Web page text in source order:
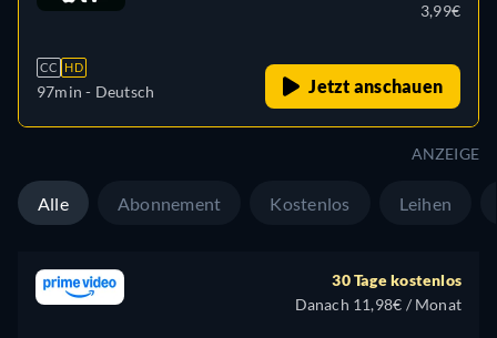
CC HD
97min - Deutsch
3,99€
Jetzt anschauen
ANZEIGE
Alle Abonnement Kostenlos Leihen
30 Tage kostenlos
Danach 11,98€ / Monat